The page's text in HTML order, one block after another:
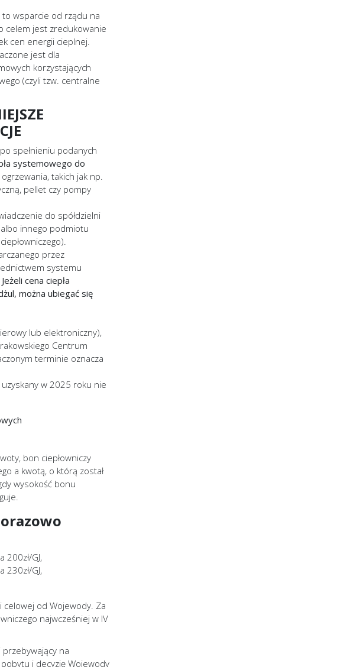
to wsparcie od rządu na
celem jest zredukowanie
cen energii cieplnej.
jest dla
korzystających
(czyli tzw. centralne
spełnieniu podanych
systemowego do
takich jak np.
pellet czy pompy
do spółdzielni
innego podmiotu
przez
systemu
Jeżeli cena ciepła
można ubiegać się
lub elektroniczny),
Centrum
terminie oznacza
w 2025 roku nie
bon ciepłowniczy
a kwotą, o którą został
wysokość bonu
200zł/GJ,
230zł/GJ,
celowej od Wojewody. Za
najwcześniej w IV
na
i decyzję Wojewody